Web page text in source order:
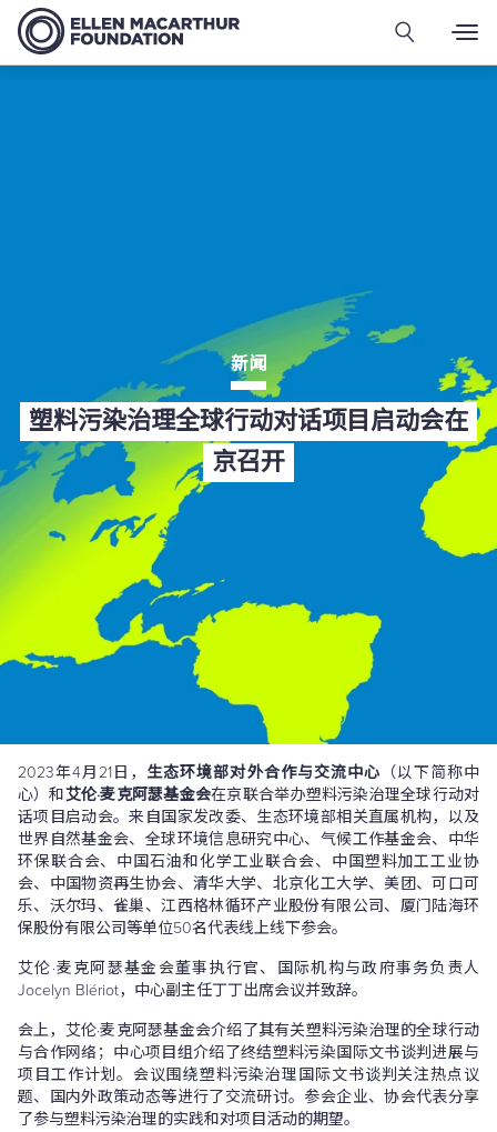
新闻
塑料污染治理全球行动对话项目启动会在
京召开
2023年4月21日， 生态环境部对外合作与交流中心 （以下简称中
心）和艾伦·麦克阿瑟基金会在京联合举办塑料污染治理全球行动对
话项目启动会。来自国家发改委、生态环境部相关直属机构，以及
世界自然基金会、全球环境信息研究中心、气候工作基金会、中华
环保联合会、中国石油和化学工业联合会、中国塑料加工工业协
会、中国物资再生协会、清华大学、北京化工大学、美团、可口可
乐、沃尔玛、雀巢、江西格林循环产业股份有限公司、厦门陆海环
保股份有限公司等单位50名代表线上线下参会。
艾伦·麦克阿瑟基金会董事执行官、国际机构与政府事务负责人
Jocelyn Blériot，中心副主任丁丁出席会议并致辞。
会上，艾伦·麦克阿瑟基金会介绍了其有关塑料污染治理的全球行动
与合作网络；中心项目组介绍了终结塑料污染国际文书谈判进展与
项目工作计划。会议围绕塑料污染治理国际文书谈判关注热点议
题、国内外政策动态等进行了交流研讨。参会企业、协会代表分享
了参与塑料污染治理的实践和对项目活动的期望。